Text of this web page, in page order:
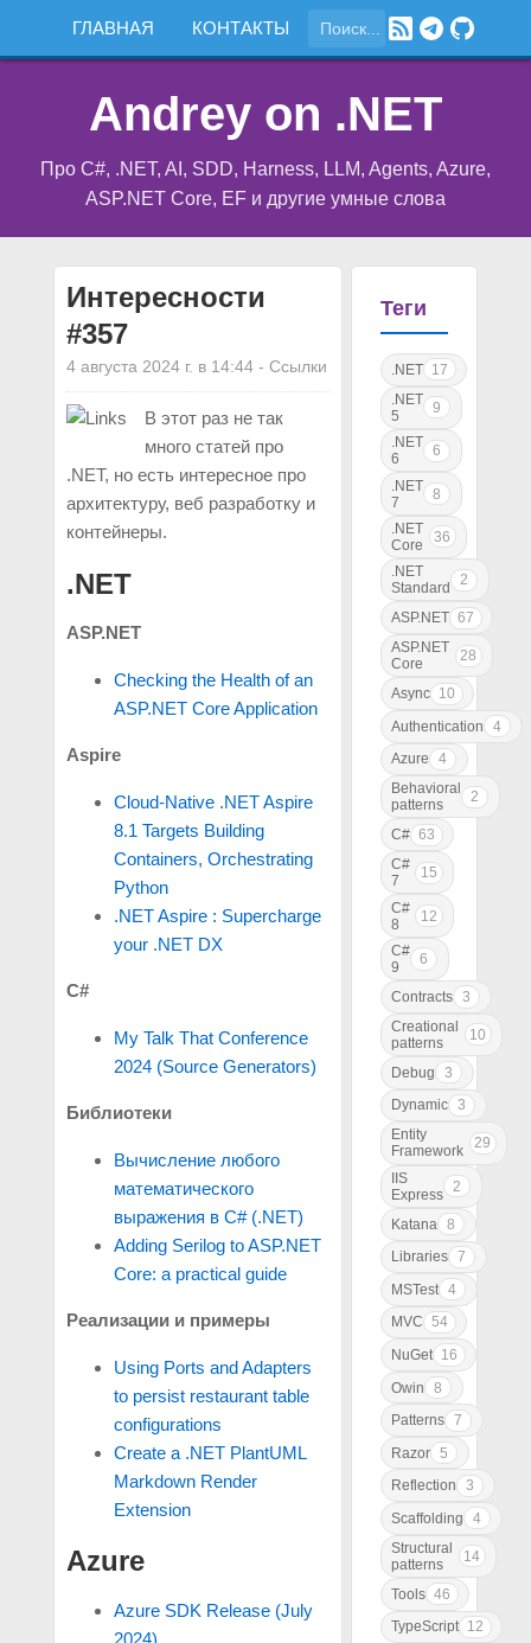
ГЛАВНАЯ КОНТАКТЫ
Andrey on .NET
Про C#, .NET, AI, SDD, Harness, LLM, Agents, Azure,
ASP.NET Core, EF и другие умные слова
Интересности
#357
4 августа 2024 г. в 14:44- Ссылки
В этот раз не так
много статей про
.NET, но есть интересное про
архитектуру, веб разработку и
контейнеры.
.NET
ASP.NET
Checking the Health of an
ASP.NET Core Application
Aspire
Cloud-Native .NET Aspire
8.1 Targets Building
Containers, Orchestrating
Python
.NET Aspire : Supercharge
your .NET DX
C#
My Talk That Conference
2024 (Source Generators)
Библиотеки
Вычисление любого
математического
выражения в C# (.NET)
Adding Serilog to ASP.NET
Core: a practical guide
Реализации и примеры
Using Ports and Adapters
to persist restaurant table
configurations
Create a .NET PlantUML
Markdown Render
Extension
Azure
Azure SDK Release (July
Теги
.NET 17
.NET
5
9
.NET
6
6
.NET
7
8
.NET
Core
36
.NET
Standard
2
ASP.NET 67
ASP.NET
Core
28
Async 10
Authentication
4
Azure
4
Behavioral
patterns
2
C# 63
C#
7
15
C#
8
12
C#
9
6
Contracts 3
Creational
patterns
10
Debug
3
Dynamic 3
Entity
Framework
29
IIS
Express
2
Katana
8
Libraries 7
MSTest 4
MVC 54
NuGet 16
Owin
8
Patterns 7
Razor 5
Reflection
3
Scaffolding
4
Structural
patterns
14
Tools 46
TypeScript 12